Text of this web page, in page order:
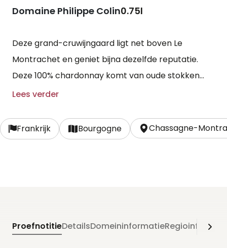
Domaine Philippe Colin0.75l
Deze grand-cruwijngaard ligt net boven Le
Montrachet en geniet bijna dezelfde reputatie.
Deze 100% chardonnay komt van oude stokken
tussen de 37 en 60 jaar oud.
Lees verder
Frankrijk Bourgogne Chassagne-
ProefnotitieDetailsDomeininformatie